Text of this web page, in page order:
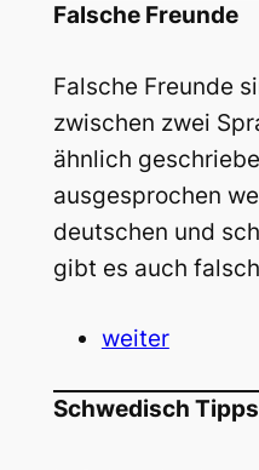
Falsche Freunde
Falsche Freunde
zwischen zwei
ähnlich
ausgesprochen
deutschen und
gibt es auch
weiter
Schwedisch